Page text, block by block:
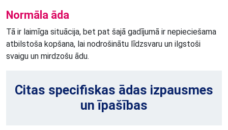
Normāla āda
Tā ir laimīga situācija, bet pat šajā gadījumā ir nepieciešama
atbilstoša kopšana, lai nodrošinātu līdzsvaru un ilgstoši
svaigu un mirdzošu ādu.
Citas specifiskas ādas izpausmes
un īpašības